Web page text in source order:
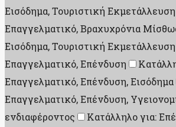
Εισόδημα, Τουριστική Εκμετάλλευση
Επαγγελματικό, Βραχυχρόνια
Εισόδημα, Τουριστική Εκμετάλλευση
Επαγγελματικό, Επένδυση
Επαγγελματικό, Επένδυση, Εισόδημα
Επαγγελματικό, Επένδυση,
ενδιαφέροντος
Κατάλληλο για: